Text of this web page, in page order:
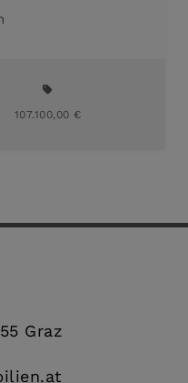
107.100,00 €
Graz